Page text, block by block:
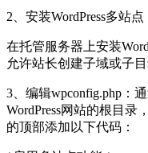
2、安装WordPress多站点
在托管服务器上安装
允许站长创建子域或子目
3、编辑wpconfig.php：
WordPress网站的根目录
的顶部添加以下代码：